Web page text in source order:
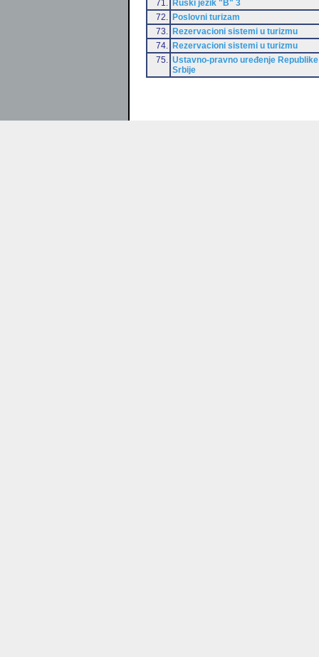
71.
Ruski jezik "B" 3
72.
Poslovni turizam
73.
Rezervacioni sistemi u turizmu
74.
Rezervacioni sistemi u turizmu
75.
Ustavno-pravno uređenje Republike
Srbije